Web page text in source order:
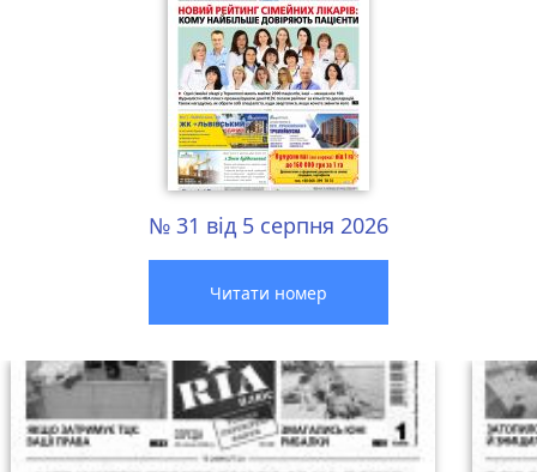
№ 31 від 5 серпня 2026
Читати номер